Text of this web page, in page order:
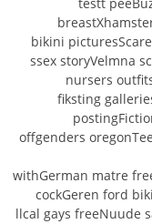
bikini
ssex storyVelmna
nursers
fiksting
offgenders
withGerman matre
cockGeren ford
llcal gays freeNuude